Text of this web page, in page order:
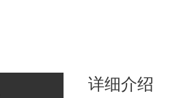
详细介绍